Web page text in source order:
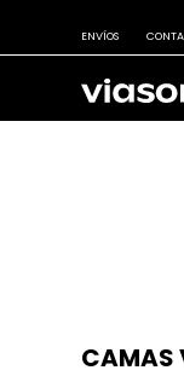
ENVÍOS
CAMAS